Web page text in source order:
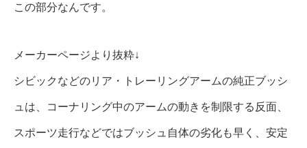
この部分なんです。
メーカーページより抜粋↓
シビックなどのリア・トレーリングアームの純正ブッシ
ュは、コーナリング中のアームの動きを制限する反面、
スポーツ走行などではブッシュ自体の劣化も早く、安定